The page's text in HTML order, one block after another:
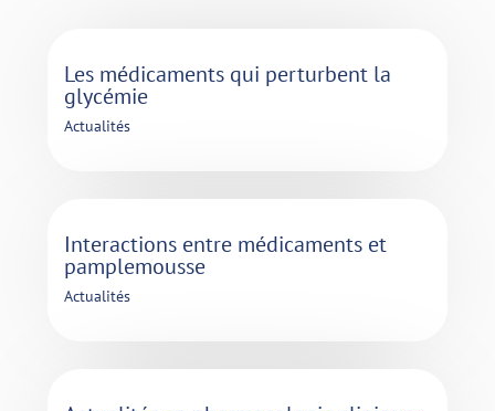
Les médicaments qui perturbent la
glycémie
Actualités
Interactions entre médicaments et
pamplemousse
Actualités